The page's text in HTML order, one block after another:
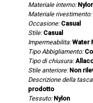
Materiale interno:
Materiale rivestimento:
Occasione: Casual
Stile: Casual
Impermeabilita: Water
Tipo Abbigliamento:
Tipo di chiusura:
Stile anteriore: Non
Descrizione della
prodotto
Tessuto: Nylon